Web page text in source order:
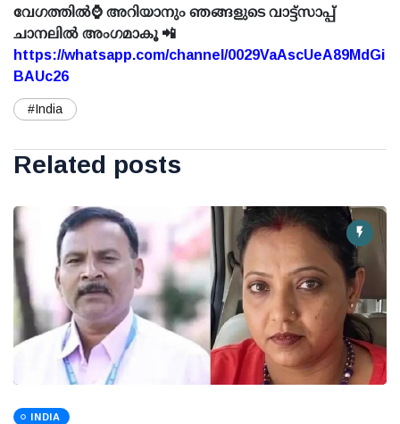
വേഗത്തിൽ⌚ അറിയാനും ഞങ്ങളുടെ വാട്ട്സാപ്പ്
ചാനലിൽ അംഗമാകൂ 📲
https://whatsapp.com/channel/0029VaAscUeA89MdGi
BAUc26
#India
Related posts
INDIA